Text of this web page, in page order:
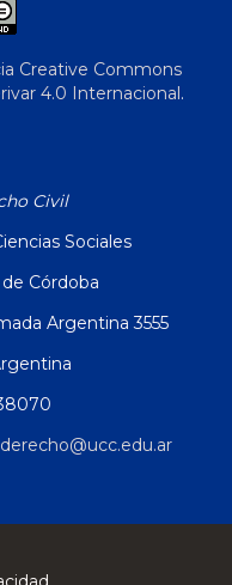
Creative Commons
4.0 Internacional.
Civil
Sociales
Córdoba
Argentina 3555